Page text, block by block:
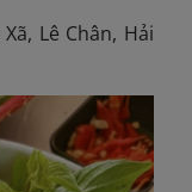
Lê Chân, Hải